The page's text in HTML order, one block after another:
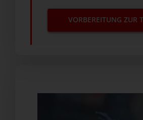
VORBEREITUNG ZUR